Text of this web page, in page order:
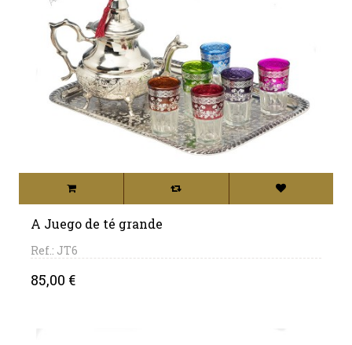
A Juego de té grande
Ref.: JT6
Precio
85,00 €